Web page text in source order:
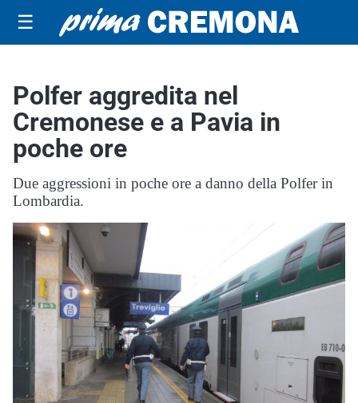
☰
Polfer aggredita nel
Cremonese e a Pavia in
poche ore
Due aggressioni in poche ore a danno della Polfer in
Lombardia.